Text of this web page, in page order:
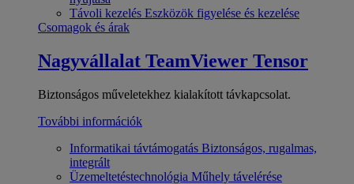
Távoli kezelés Eszközök figyelése és kezelése
Csomagok és árak
Nagyvállalat TeamViewer Tensor
Biztonságos műveletekhez kialakított távkapcsolat.
További információk
Informatikai távtámogatás Biztonságos, rugalmas,
integrált
Üzemeltetéstechnológia Műhely távelérése